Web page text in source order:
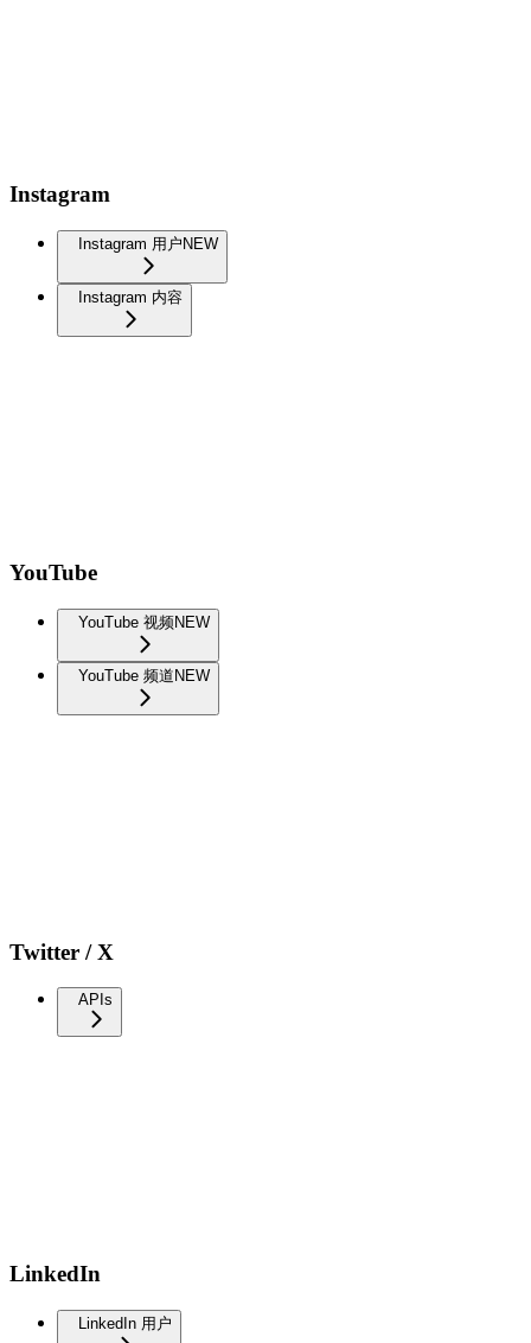
Instagram
Instagram 用户NEW
Instagram 内容
YouTube
YouTube 视频NEW
YouTube 频道 NEW
Twitter / X
APIs
LinkedIn
LinkedIn 用户